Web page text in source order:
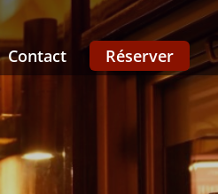
Contact Réserver